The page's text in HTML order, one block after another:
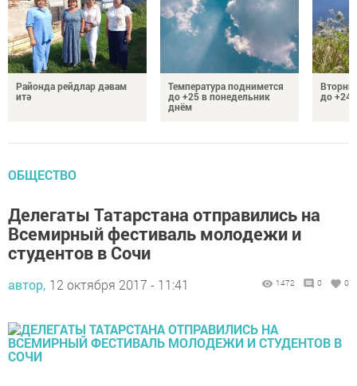
Районда рейдлар дәвам
итә
Температура поднимется
до +25 в понедельник
днём
до +24
ОБЩЕСТВО
Делегаты Татарстана отправились на
Всемирный фестиваль молодежи и
студентов в Сочи
автор, 12 октября 2017 - 11:41 1472 0 0